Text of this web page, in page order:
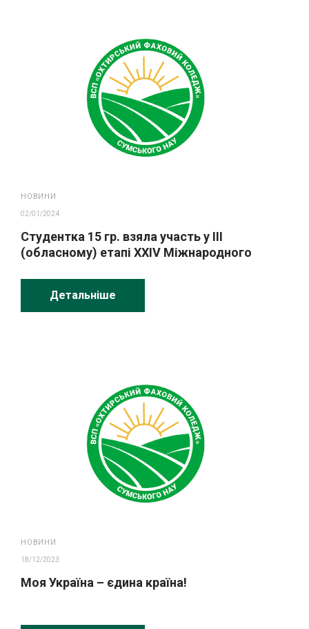
НОВИНИ
02/01/2024
Студентка 15 гр. взяла участь у ІІІ
(обласному) етапі ХХІV Міжнародного
Детальніше
НОВИНИ
18/12/2023
Моя Україна – єдина країна!